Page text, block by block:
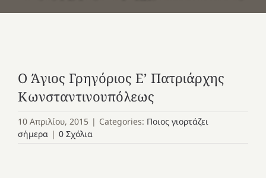
Ο Άγιος Γρηγόριος Ε’ Πατριάρχης
Κωνσταντινουπόλεως
10 Απριλίου, 2015 | Categories: Ποιος γιορτάζει
σήμερα | 0 Σχόλια